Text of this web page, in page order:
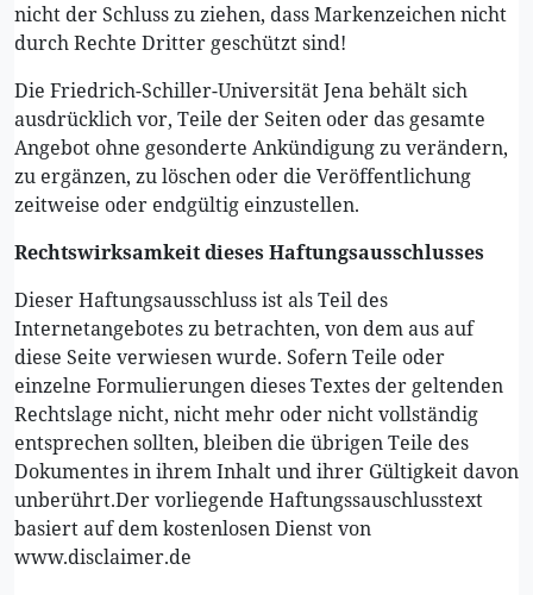
nicht der Schluss zu ziehen, dass Markenzeichen nicht
durch Rechte Dritter geschützt sind!
Die Friedrich-Schiller-Universität Jena behält sich
ausdrücklich vor, Teile der Seiten oder das gesamte
Angebot ohne gesonderte Ankündigung zu verändern,
zu ergänzen, zu löschen oder die Veröffentlichung
zeitweise oder endgültig einzustellen.
Rechtswirksamkeit dieses Haftungsausschlusses
Dieser Haftungsausschluss ist als Teil des
Internetangebotes zu betrachten, von dem aus auf
diese Seite verwiesen wurde. Sofern Teile oder
einzelne Formulierungen dieses Textes der geltenden
Rechtslage nicht, nicht mehr oder nicht vollständig
entsprechen sollten, bleiben die übrigen Teile des
Dokumentes in ihrem Inhalt und ihrer Gültigkeit davon
unberührt.Der vorliegende Haftungssauschlusstext
basiert auf dem kostenlosen Dienst von
www.disclaimer.de